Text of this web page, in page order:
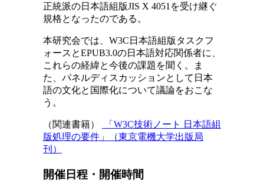
正統派の日本語組版JIS X 4051を受け継ぐ
規格となったのである。
本研究会では、W3C日本語組版タスクフ
ォースとEPUB3.0の日本語対応関係者に、
これらの経緯と今後の課題を聞く。ま
た、パネルディスカッションとして日本
語の文化と国際化について議論をおこな
う。
（関連書籍）
「W3C技術ノート 日本語組
版処理の要件」（東京電機大学出版局
刊）
開催日程・開催時間